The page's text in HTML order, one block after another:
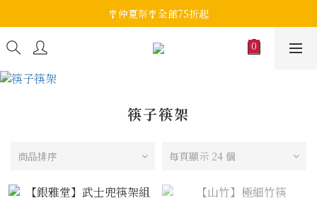
🎐仲夏祭🎐全館75折起
筷子筷架
商品排序 每頁顯示 24 個